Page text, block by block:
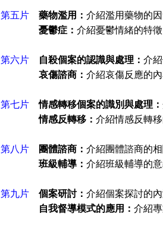
第五片 藥物濫用： 介紹濫用藥物的
憂鬱症： 介紹憂鬱情緒的特
第六片 自殺個案的認識與處理： 介
哀傷諮商： 介紹哀傷反應的
第七片 情感轉移個案的識別與處理：
情感反轉移： 介紹情感反轉
第八片 團體諮商： 介紹團體諮商的
班級輔導： 介紹班級輔導的
第九片 個案研討： 介紹個案探討的
自我督導模式的應用： 介紹